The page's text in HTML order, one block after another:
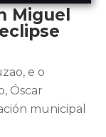
Miguel
e o
Óscar
municipal